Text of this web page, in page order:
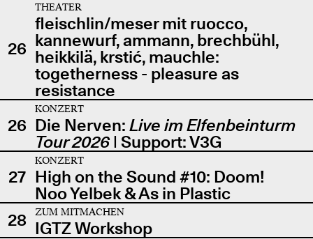
26
THEATER
fleischlin/meser mit ruocco,
kannewurf, ammann, brechbühl,
heikkilä, krstić, mauchle:
togetherness - pleasure as
resistance
26
KONZERT
Die Nerven: Live im Elfenbeinturm
Tour 2026| Support: V3G
27
KONZERT
High on the Sound #10: Doom!
Noo Yelbek & As in Plastic
28
ZUM MITMACHEN
IGTZ Workshop